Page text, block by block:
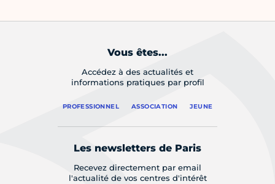
Vous êtes...
Accédez à des actualités et
informations pratiques par profil
PROFESSIONNEL ASSOCIATION JEUNE
Les newsletters de Paris
Recevez directement par email
l'actualité de vos centres d'intérêt